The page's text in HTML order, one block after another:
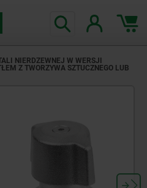
NIERDZEWNEJ W WERSJI
Z TWORZYWA SZTUCZNEGO LUB